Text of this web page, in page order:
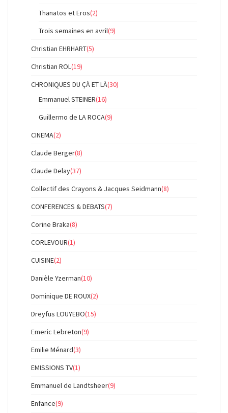
Thanatos et Eros(2)
Trois semaines en avril(9)
Christian EHRHART(5)
Christian ROL (19)
CHRONIQUES DU ÇÀ ET LÀ(30)
Emmanuel STEINER(16)
Guillermo de LA ROCA(9)
CINEMA(2)
Claude Berger(8)
Claude Delay(37)
Collectif des Crayons & Jacques Seidmann(8)
CONFERENCES & DEBATS(7)
Corine Braka(8)
CORLEVOUR(1)
CUISINE(2)
Danièle Yzerman(10)
Dominique DE ROUX(2)
Dreyfus LOUYEBO(15)
Emeric Lebreton(9)
Emilie Ménard(3)
EMISSIONS TV(1)
Emmanuel de Landtsheer(9)
Enfance(9)